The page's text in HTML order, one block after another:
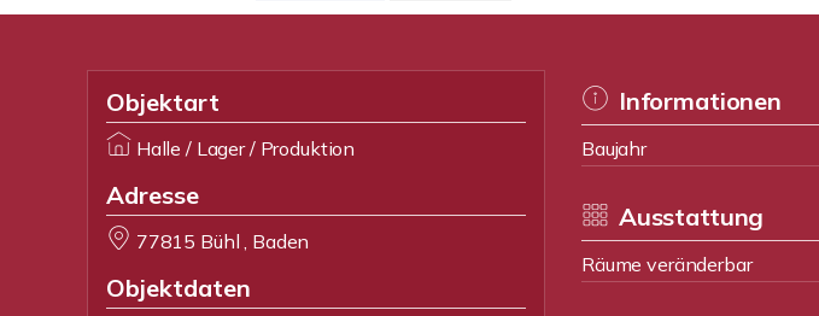
Objektart
Halle / Lager / Produktion
Adresse
77815 Bühl , Baden
Objektdaten
Informationen
Baujahr
Ausstattung
Räume veränderbar